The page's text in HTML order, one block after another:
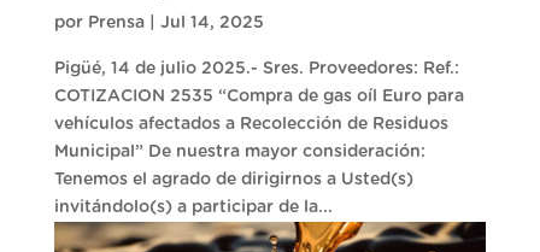
por Prensa| Jul 14, 2025
Pigüé, 14 de julio 2025.- Sres. Proveedores: Ref.:
COTIZACION 2535 “Compra de gas oíl Euro para
vehículos afectados a Recolección de Residuos
Municipal” De nuestra mayor consideración:
Tenemos el agrado de dirigirnos a Usted(s)
invitándolo(s) a participar de la...